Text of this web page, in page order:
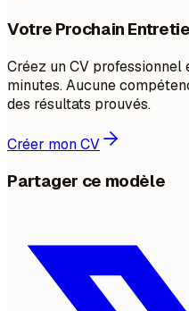
Votre Prochain
Créez un CV
minutes. Aucune
des résultats prouvés.
Créer mon CV
Partager ce modèle